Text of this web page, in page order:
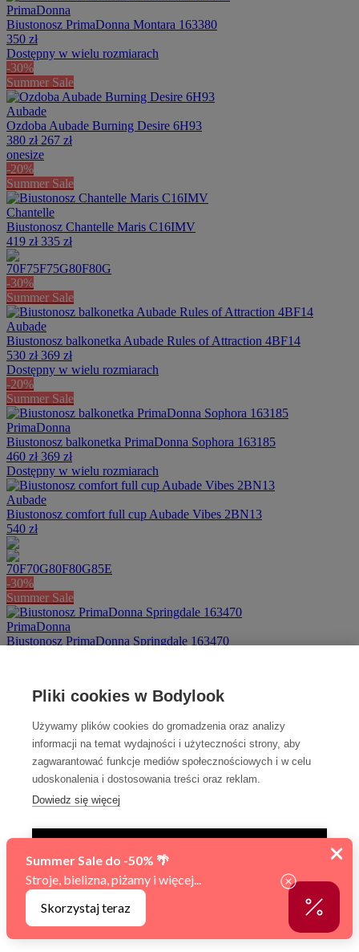
Pliki cookies w Bodylook
Używamy plików cookies do gromadzenia oraz analizy
informacji na temat wydajności i użyteczności strony, aby
zagwarantować funkcje mediów społecznościowych i w celu
udoskonalenia i dostosowania treści oraz reklam.
Dowiedz się więcej
AKCEPTUJ WSZYSTKIE
Zarządzaj ustawieniami
PrimaDonna
Biustonosz PrimaDonna Montara 163380
350 zł
Dostępny w wielu rozmiarach
-30%
Summer Sale
Aubade
Ozdoba Aubade Burning Desire 6H93
380 zł 267 zł
onesize
-20%
Summer Sale
Chantelle
Biustonosz Chantelle Maris C16IMV
419 zł 335 zł
70F75F75G80F80G
-30%
Summer Sale
Aubade
Biustonosz balkonetka Aubade Rules of Attraction 4BF14
530 zł 369 zł
Dostępny w wielu rozmiarach
-20%
Summer Sale
PrimaDonna
Biustonosz balkonetka PrimaDonna Sophora 163185
460 zł 369 zł
Dostępny w wielu rozmiarach
Aubade
Biustonosz comfort full cup Aubade Vibes 2BN13
540 zł
70F70G80F80G85E
-30%
Summer Sale
PrimaDonna
Biustonosz PrimaDonna Springdale 163470
Chantelle
Biustonosz Chantelle Legend C15YMU
419 zł 295 zł
75D75E80D80F
Chantelle
Biustonosz memory Chantelle Pulp Crush C22MN1
289 zł
Dostępny w wielu rozmiarach
Aubade
Biustonosz comfort full cup Aubade Vibes 2BN13
540 zł